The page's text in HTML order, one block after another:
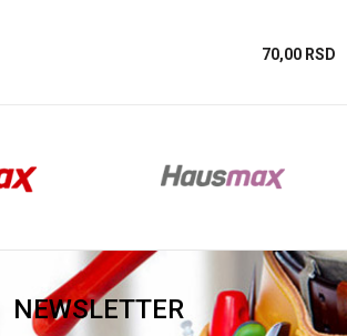
70,00 RSD
NEWSLETTER